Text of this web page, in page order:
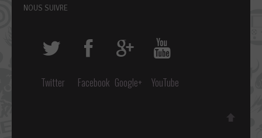
NOUS SUIVRE
Twitter Facebook Google+ YouTube